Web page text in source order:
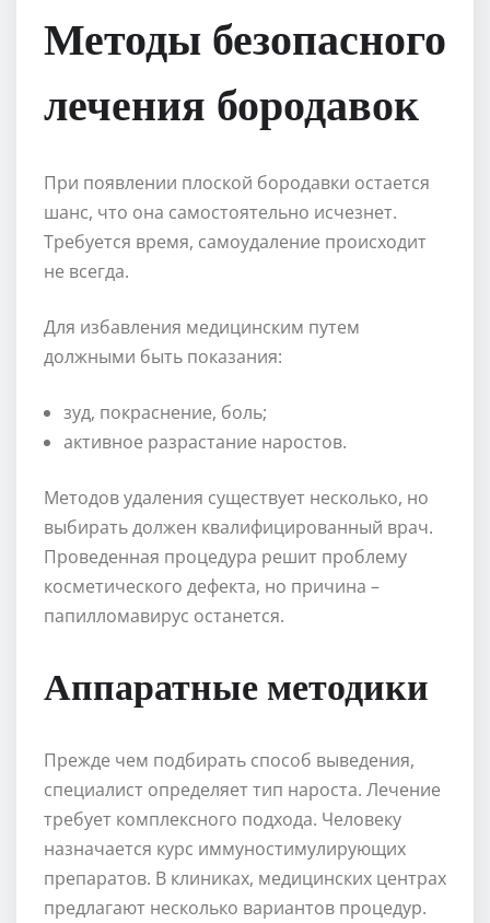
Методы безопасного
лечения бородавок
При появлении плоской бородавки остается
шанс, что она самостоятельно исчезнет.
Требуется время, самоудаление происходит
не всегда.
Для избавления медицинским путем
должными быть показания:
зуд, покраснение, боль;
активное разрастание наростов.
Методов удаления существует несколько, но
выбирать должен квалифицированный врач.
Проведенная процедура решит проблему
косметического дефекта, но причина –
папилломавирус останется.
Аппаратные методики
Прежде чем подбирать способ выведения,
специалист определяет тип нароста. Лечение
требует комплексного подхода. Человеку
назначается курс иммуностимулирующих
препаратов. В клиниках, медицинских центрах
предлагают несколько вариантов процедур.